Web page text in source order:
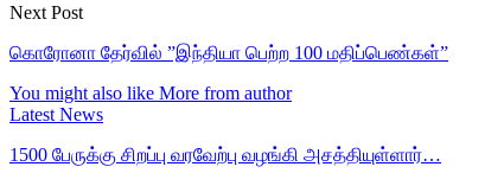
Next Post
கொரோனா தேர்வில் ”இந்தியா பெற்ற 100 மதிப்பெண்கள்”
You might also like More from author
Latest News
1500 பேருக்கு சிறப்பு வரவேற்பு வழங்கி அசத்தியுள்ளார்…